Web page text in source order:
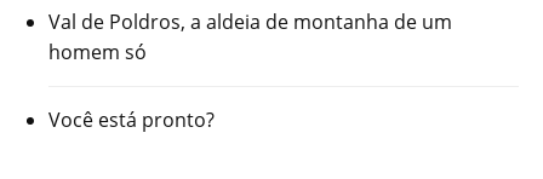
Val de Poldros, a aldeia de montanha de um
homem só
Você está pronto?